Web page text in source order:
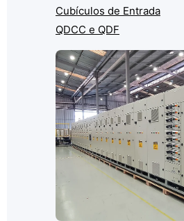
Cubículos de Entrada
QDCC e QDF